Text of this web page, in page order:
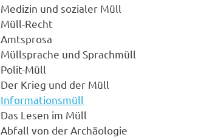
Medizin und sozialer Müll
Müll-Recht
Amtsprosa
Müllsprache und Sprachmüll
Polit-Müll
Der Krieg und der Müll
Informationsmüll
Das Lesen im Müll
Abfall von der Archäologie